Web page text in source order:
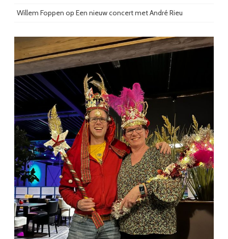
Willem Foppen op Een nieuw concert met André Rieu